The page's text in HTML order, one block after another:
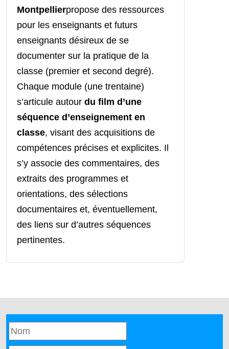
Montpellierpropose des ressources
pour les enseignants et futurs
enseignants désireux de se
documenter sur la pratique de la
classe (premier et second degré).
Chaque module (une trentaine)
s’articule autour du film d’une
séquence d’enseignement en
classe, visant des acquisitions de
compétences précises et explicites. Il
s’y associe des commentaires, des
extraits des programmes et
orientations, des sélections
documentaires et, éventuellement,
des liens sur d’autres séquences
pertinentes.